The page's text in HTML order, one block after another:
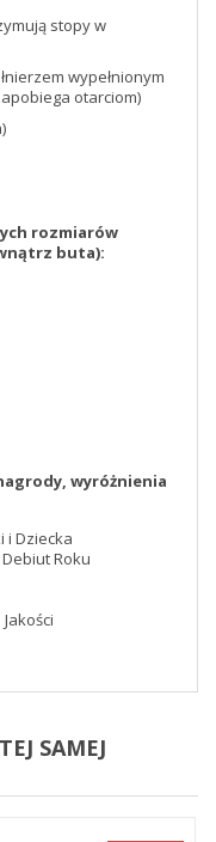
stopy w
wypełnionym
otarciom)
rozmiarów
buta):
wyróżnienia
i Dziecka
Roku
SAMEJ